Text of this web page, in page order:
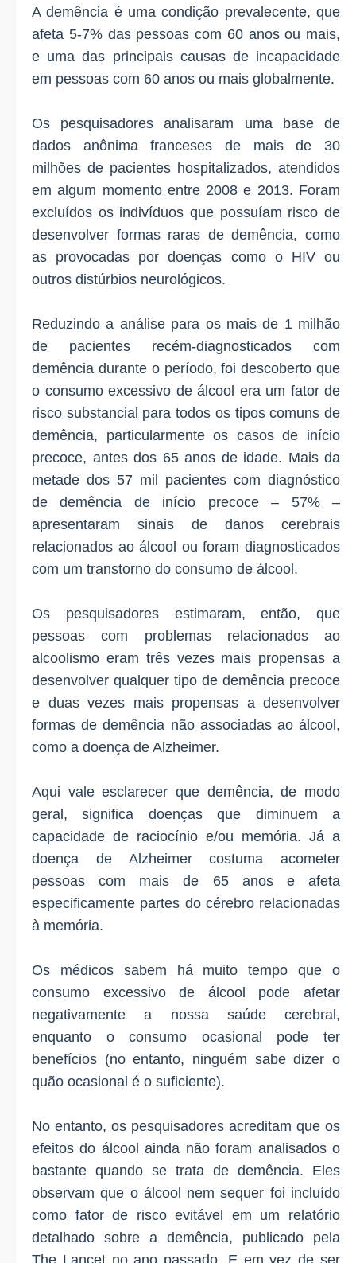
A demência é uma condição prevalecente, que
afeta 5-7% das pessoas com 60 anos ou mais,
e uma das principais causas de incapacidade
em pessoas com 60 anos ou mais globalmente.
Os pesquisadores analisaram uma base de
dados anônima franceses de mais de 30
milhões de pacientes hospitalizados, atendidos
em algum momento entre 2008 e 2013. Foram
excluídos os indivíduos que possuíam risco de
desenvolver formas raras de demência, como
as provocadas por doenças como o HIV ou
outros distúrbios neurológicos.
Reduzindo a análise para os mais de 1 milhão
de pacientes recém-diagnosticados com
demência durante o período, foi descoberto que
o consumo excessivo de álcool era um fator de
risco substancial para todos os tipos comuns de
demência, particularmente os casos de início
precoce, antes dos 65 anos de idade. Mais da
metade dos 57 mil pacientes com diagnóstico
de demência de início precoce – 57% –
apresentaram sinais de danos cerebrais
relacionados ao álcool ou foram diagnosticados
com um transtorno do consumo de álcool.
Os pesquisadores estimaram, então, que
pessoas com problemas relacionados ao
alcoolismo eram três vezes mais propensas a
desenvolver qualquer tipo de demência precoce
e duas vezes mais propensas a desenvolver
formas de demência não associadas ao álcool,
como a doença de Alzheimer.
Aqui vale esclarecer que demência, de modo
geral, significa doenças que diminuem a
capacidade de raciocínio e/ou memória. Já a
doença de Alzheimer costuma acometer
pessoas com mais de 65 anos e afeta
especificamente partes do cérebro relacionadas
à memória.
Os médicos sabem há muito tempo que o
consumo excessivo de álcool pode afetar
negativamente a nossa saúde cerebral,
enquanto o consumo ocasional pode ter
benefícios (no entanto, ninguém sabe dizer o
quão ocasional é o suficiente).
No entanto, os pesquisadores acreditam que os
efeitos do álcool ainda não foram analisados o
bastante quando se trata de demência. Eles
observam que o álcool nem sequer foi incluído
como fator de risco evitável em um relatório
detalhado sobre a demência, publicado pela
The Lancet no ano passado. E em vez de ser